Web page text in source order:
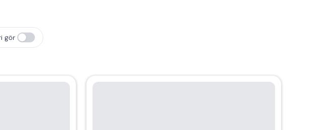
gör